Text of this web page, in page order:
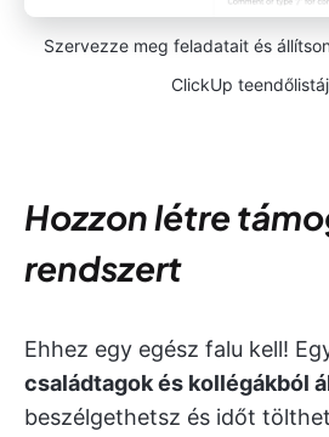
Szervezze meg feladatait és
ClickUp
Hozzon létre
rendszert
Ehhez egy egész falu kell!
családtagok és kollégákból
beszélgethetsz és időt